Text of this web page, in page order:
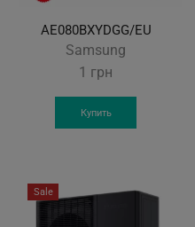
AE080BXYDGG/EU
Samsung
1 грн
Купить
Sale